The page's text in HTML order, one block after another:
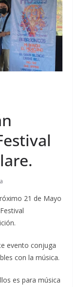
21 de Mayo
evento conjuga
con la música.
es para música